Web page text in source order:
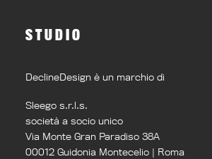
STUDIO
DeclineDesign è un marchio di
Sleego s.r.l.s.
società a socio unico
Via Monte Gran Paradiso 38A
00012 Guidonia Montecelio | Roma